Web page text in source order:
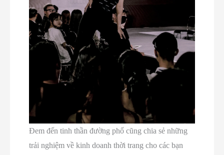
Đem đến tinh thần đường phố cũng chia sẻ những
trải nghiệm về kinh doanh thời trang cho các bạn